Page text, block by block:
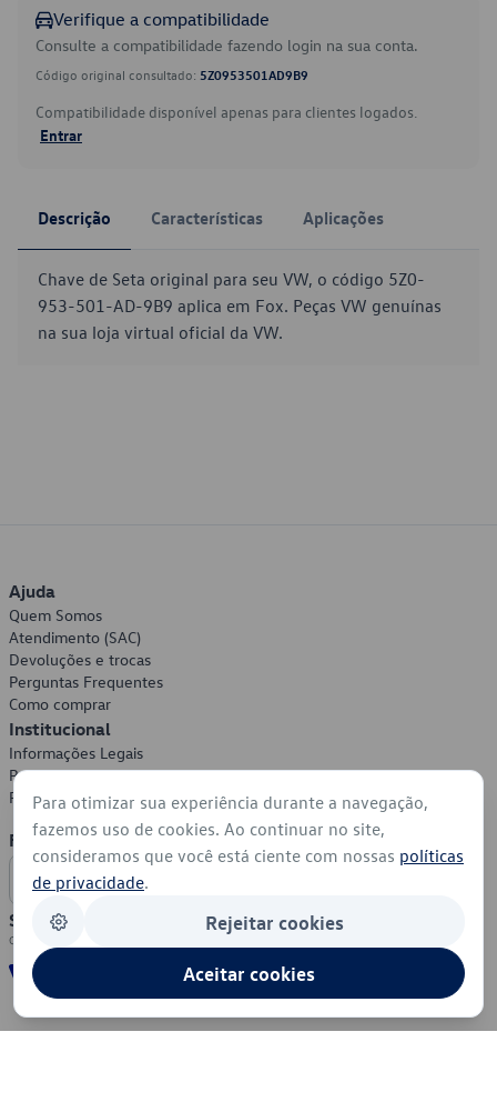
Verifique a compatibilidade
Consulte a compatibilidade fazendo login na sua conta.
Código original consultado: 5Z0953501AD9B9
Compatibilidade disponível apenas para clientes logados.
Entrar
Descrição Características Aplicações
Chave de Seta original para seu VW, o código 5Z0-
953-501-AD-9B9 aplica em Fox. Peças VW genuínas
na sua loja virtual oficial da VW.
Ajuda
Quem Somos
Atendimento (SAC)
Devoluções e trocas
Perguntas Frequentes
Como comprar
Institucional
Informações Legais
Política de Privacidade
Política de Cookies
Formas de Pagamento
Segurança
Para otimizar sua experiência durante a navegação,
fazemos uso de cookies. Ao continuar no site,
consideramos que você está ciente com nossas políticas
de privacidade.
Rejeitar cookies
Aceitar cookies